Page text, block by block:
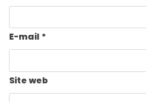
E-mail *
Site web